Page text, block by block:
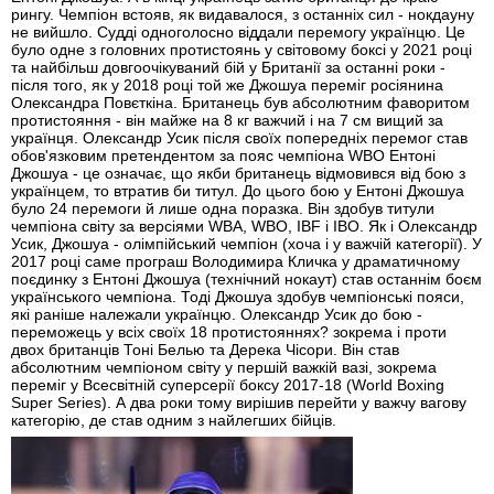
рингу. Чемпіон встояв, як видавалося, з останніх сил - нокдауну
не вийшло. Судді одноголосно віддали перемогу українцю. Це
було одне з головних протистоянь у світовому боксі у 2021 році
та найбільш довгоочікуваний бій у Британії за останні роки -
після того, як у 2018 році той же Джошуа переміг росіянина
Олександра Повєткіна. Британець був абсолютним фаворитом
протистояння - він майже на 8 кг важчий і на 7 см вищий за
українця. Олександр Усик після своїх попередніх перемог став
обов'язковим претендентом за пояс чемпіона WBO Ентоні
Джошуа - це означає, що якби британець відмовився від бою з
українцем, то втратив би титул. До цього бою у Ентоні Джошуа
було 24 перемоги й лише одна поразка. Він здобув титули
чемпіона світу за версіями WBA, WBO, IBF і IBO. Як і Олександр
Усик, Джошуа - олімпійський чемпіон (хоча і у важчій категорії). У
2017 році саме програш Володимира Кличка у драматичному
поєдинку з Ентоні Джошуа (технічний нокаут) став останнім боєм
українського чемпіона. Тоді Джошуа здобув чемпіонські пояси,
які раніше належали українцю. Олександр Усик до бою -
переможець у всіх своїх 18 протистояннях? зокрема і проти
двох британців Тоні Белью та Дерека Чісори. Він став
абсолютним чемпіоном світу у першій важкій вазі, зокрема
переміг у Всесвітній суперсерії боксу 2017-18 (World Boxing
Super Series). А два роки тому вирішив перейти у важчу вагову
категорію, де став одним з найлегших бійців.